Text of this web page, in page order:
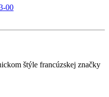
00
štýle francúzskej značky